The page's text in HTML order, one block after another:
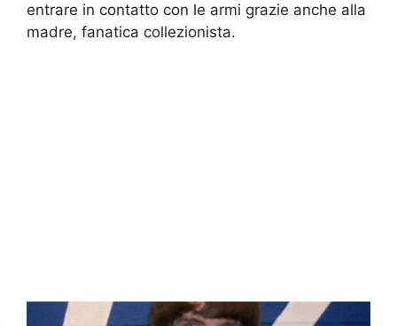
entrare in contatto con le armi grazie anche alla
madre, fanatica collezionista.